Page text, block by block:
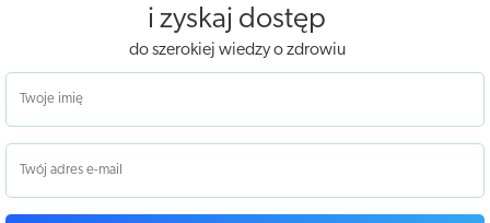
i zyskaj dostęp
do szerokiej wiedzy o zdrowiu